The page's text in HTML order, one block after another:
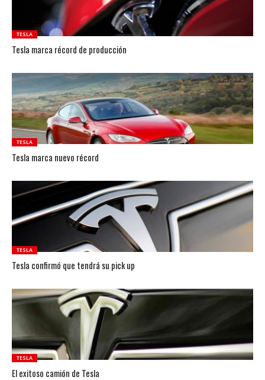
TESLA
Tesla marca récord de producción
TESLA
Tesla marca nuevo récord
TESLA
Tesla confirmó que tendrá su pick up
TESLA
El exitoso camión de Tesla